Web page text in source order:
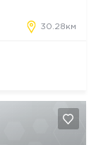
30.28км